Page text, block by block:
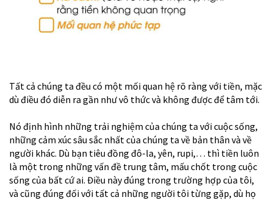
Tất cả chúng ta đều có một mối quan hệ rõ ràng với tiền, mặc
dù điều đó diễn ra gần như vô thức và không được để tâm tới.
Nó định hình những trải nghiệm của chúng ta với cuộc sống,
những cảm xúc sâu sắc nhất của chúng ta về bản thân và về
người khác. Dù bạn tiêu đồng đô-la, yên, rupi,… thì tiền luôn
là một trong những vấn đề trung tâm, mấu chốt trong cuộc
sống của bất cứ ai. Điều này đúng trong trường hợp của tôi,
và cũng đúng đối với tất cả những người tôi từng gặp, dù họ